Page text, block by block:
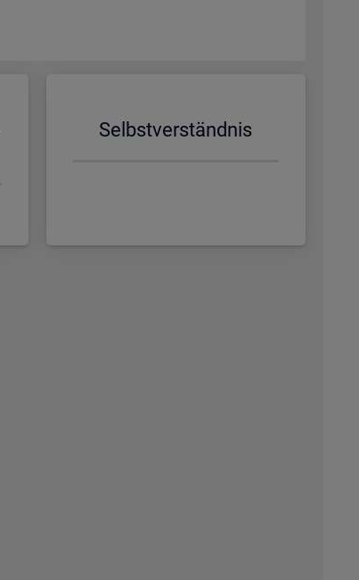
Selbst­ver­ständ­nis